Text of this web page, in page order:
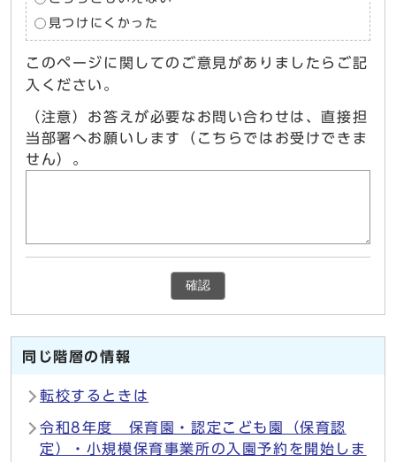
見つけにくかった
このページに関してのご意見がありましたらご記
入ください。
（注意）お答えが必要なお問い合わせは、直接担
当部署へお願いします（こちらではお受けできま
せん）。
確認
同じ階層の情報
転校するときは
令和8年度 保育園・認定こども園（保育認
定）・小規模保育事業所の入園予約を開始しま